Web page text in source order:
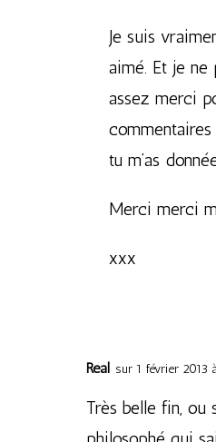
Je suis
aimé. Et je ne
assez merci
tu m’as
Merci merci
xxx
Réal sur 1 février 2013
Très belle fin, ou